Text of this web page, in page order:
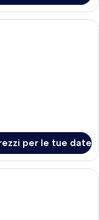
Standard | 1 camera,
per le tue date